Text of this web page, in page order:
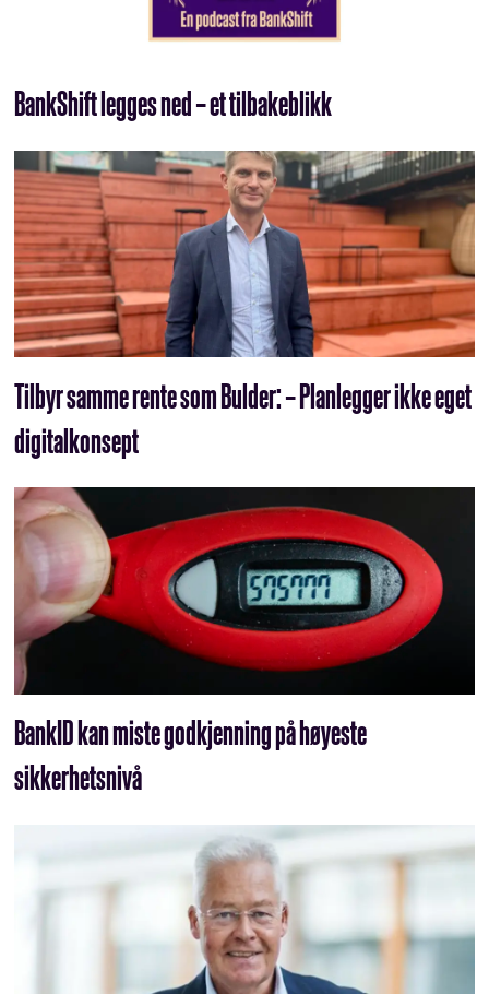
BankShift legges ned – et tilbakeblikk
Tilbyr samme rente som Bulder: – Planlegger ikke eget
digitalkonsept
BankID kan miste godkjenning på høyeste
sikkerhetsnivå